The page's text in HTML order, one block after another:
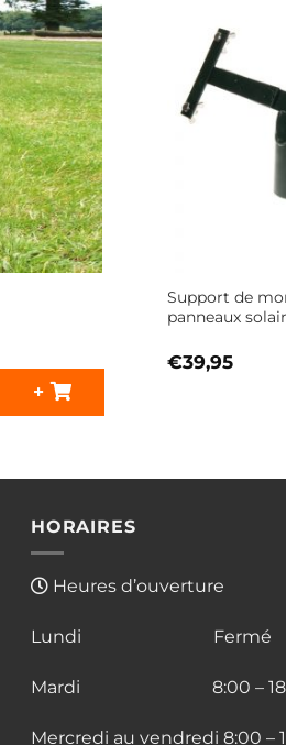
+
Support de
panneaux
€39,95
HORAIRES
Heures d’ouverture
Lundi Fermé
Mardi 8:00 –
Mercredi au vendredi 8:00 –